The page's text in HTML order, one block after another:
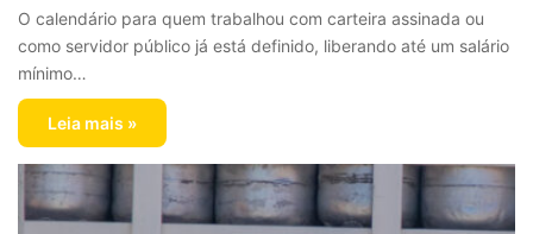
O calendário para quem trabalhou com carteira assinada ou
como servidor público já está definido, liberando até um salário
mínimo…
Leia mais »